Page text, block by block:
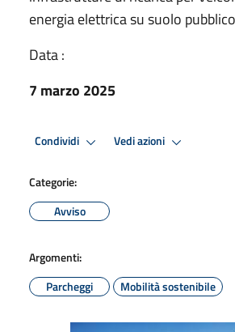
energia elettrica su suolo pubblico
Data :
7 marzo 2025
Condividi Vedi azioni
Categorie:
Avviso
Argomenti:
Parcheggi
Mobilità sostenibile